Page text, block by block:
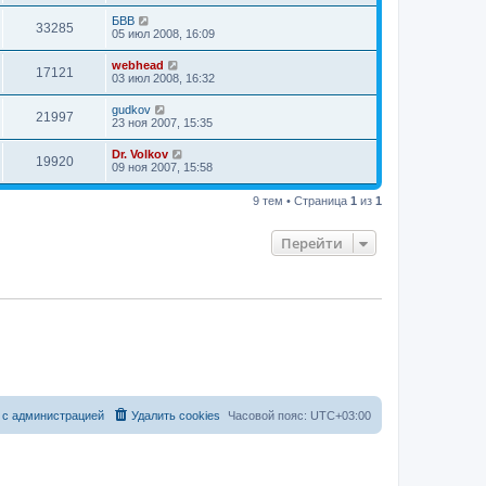
33285
БВВ
05 июл 2008, 16:09
17121
webhead
03 июл 2008, 16:32
21997
gudkov
23 ноя 2007, 15:35
19920
Dr. Volkov
09 ноя 2007, 15:58
9 тем • Страница 1 из 1
Перейти
Часовой пояс: UTC+03:00
Удалить cookies
администрацией